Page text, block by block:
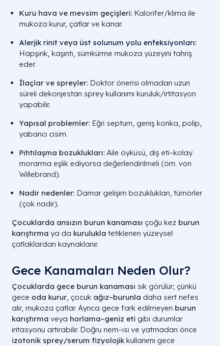
Kuru hava ve mevsim geçişleri: Kalorifer/klima ile
mukoza kurur, çatlar ve kanar.
Alerjik rinit veya üst solunum yolu enfeksiyonları:
Hapşırık, kaşıntı, sümkürme mukoza yüzeyini tahriş
eder.
İlaçlar ve spreyler: Doktor önerisi olmadan uzun
süreli dekonjestan sprey kullanımı kuruluk/irtitasyon
yapabilir.
Yapısal problemler: Eğri septum, geniş konka, polip,
yabancı cisim.
Pıhtılaşma bozuklukları: Aile öyküsü, diş eti–kolay
morarma eşlik ediyorsa değerlendirilmeli (örn. von
Willebrand).
Nadir nedenler: Damar gelişim bozuklukları, tümörler
(çok nadir).
Çocuklarda ansızın burun kanaması çoğu kez burun
karıştırma ya da kurulukla tetiklenen yüzeysel
çatlaklardan kaynaklanır.
Gece Kanamaları Neden Olur?
Çocuklarda gece burun kanaması sık görülür; çünkü
gece oda kurur, çocuk ağız–burunla daha sert nefes
alır, mukoza çatlar. Ayrıca gece fark edilmeyen burun
karıştırma veya horlama–geniz eti gibi durumlar
iritasyonu artırabilir. Doğru nem–ısı ve yatmadan önce
izotonik sprey/serum fizyolojik kullanımı gece